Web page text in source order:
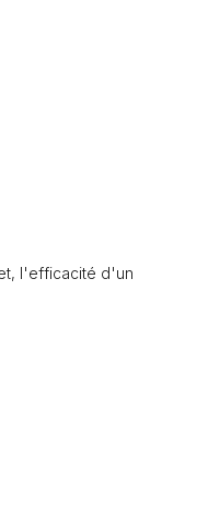
l'efficacité d'un